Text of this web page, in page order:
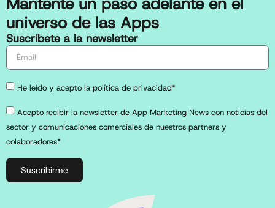
universo de las Apps
Suscríbete a la newsletter
He leído y acepto la política de privacidad*
Acepto recibir la newsletter de App Marketing News con noticias del
sector y comunicaciones comerciales de nuestros partners y
colaboradores*
Suscribirme